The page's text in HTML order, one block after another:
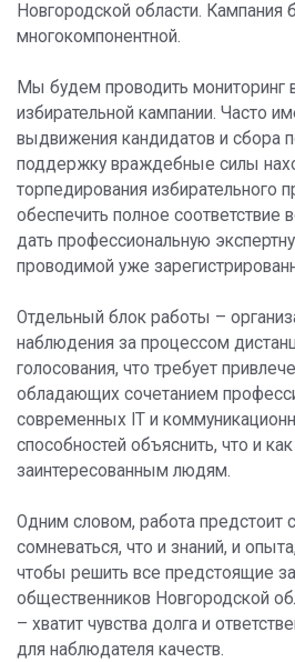
Новгородской области. Кампания
многокомпонентной.
Мы будем проводить мониторинг
избирательной кампании. Часто
выдвижения кандидатов и сбора
поддержку враждебные силы
торпедирования избирательного
обеспечить полное соответствие
дать профессиональную
проводимой уже
Отдельный блок работы –
наблюдения за процессом
голосования, что требует
обладающих сочетанием
современных IT и
способностей объяснить, что и
заинтересованным людям.
Одним словом, работа предстоит
сомневаться, что и знаний, и
чтобы решить все предстоящие
общественников Новгородской
– хватит чувства долга и
для наблюдателя качеств.